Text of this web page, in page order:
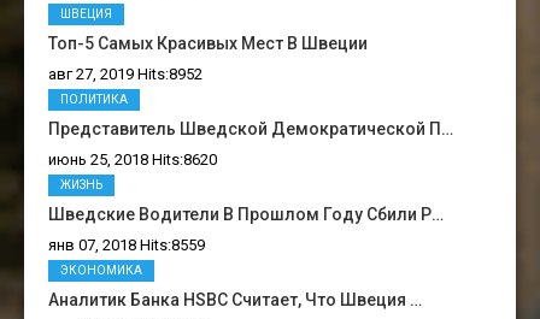
Топ-5 Самых Красивых Мест В Швеции
авг 27, 2019 Hits:8952
ШВЕЦИЯ
Представитель Шведской Демократической П…
июнь 25, 2018 Hits:8620
ПОЛИТИКА
Шведские Водители В Прошлом Году Сбили Р…
янв 07, 2018 Hits:8559
ЖИЗНЬ
Аналитик Банка HSBC Считает, Что Швеция …
ЭКОНОМИКА